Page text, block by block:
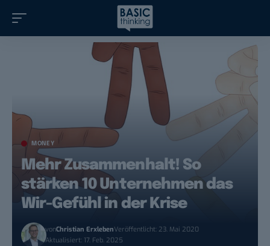
MONEY
Mehr Zusammenhalt! So
stärken 10 Unternehmen das
Wir-Gefühl in der Krise
vonChristian ErxlebenVeröffentlicht: 23. Mai 2020
Aktualisiert: 17. Feb. 2025